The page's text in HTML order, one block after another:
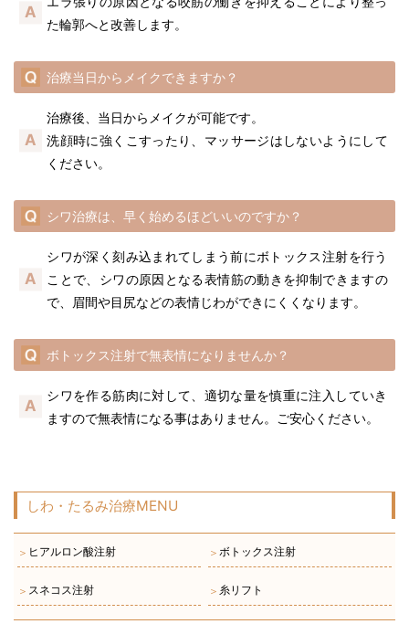
た輪郭へと改善します。
治療当日からメイクできますか？
治療後、当日からメイクが可能です。
洗顔時に強くこすったり、マッサージはしないようにして
ください。
シワ治療は、早く始めるほどいいのですか？
シワが深く刻み込まれてしまう前にボトックス注射を行う
ことで、シワの原因となる表情筋の動きを抑制できますの
で、眉間や目尻などの表情じわができにくくなります。
ボトックス注射で無表情になりませんか？
シワを作る筋肉に対して、適切な量を慎重に注入していき
ますので無表情になる事はありません。ご安心ください。
しわ・たるみ治療MENU
＞ ヒアルロン酸注射 ＞ボトックス注射
＞ スネコス注射 ＞ 糸リフト